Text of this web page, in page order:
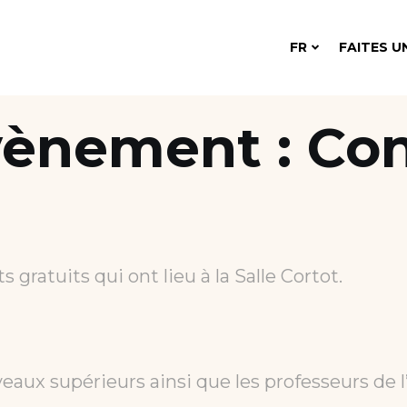
FR FAITES
:
gratuits qui ont lieu à la Salle Cortot.
supérieurs ainsi que les professeurs de